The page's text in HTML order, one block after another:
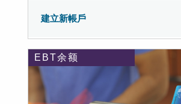
建立新帳戶
EBT余额